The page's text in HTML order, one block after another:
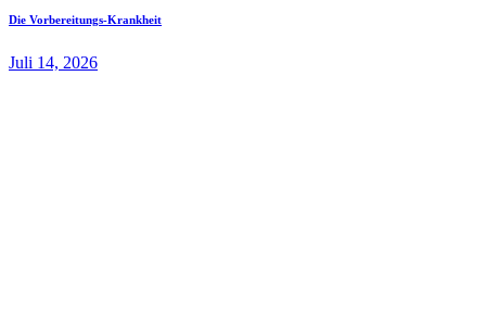
Die Vorbereitungs-Krankheit
Juli 14, 2026